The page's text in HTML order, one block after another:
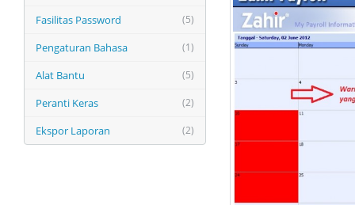
(5)
Fasilitas Password
(1)
Pengaturan Bahasa
(5)
Alat Bantu
(2)
Peranti Keras
(2)
Ekspor Laporan